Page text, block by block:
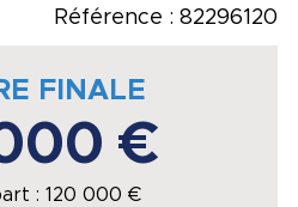
Référence : 82296120
FINALE
€
:120 000 €